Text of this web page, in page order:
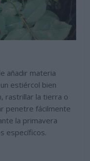
añadir materia
estiércol bien
rastrillar la tierra o
penetre fácilmente
la primavera
específicos.